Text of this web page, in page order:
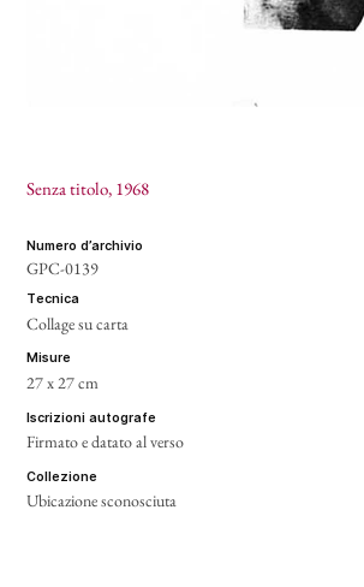
Senza titolo, 1968
numero d’archivio
GPC-0139
tecnica
Collage su carta
misure
27 x 27 cm
iscrizioni autografe
Firmato e datato al verso
collezione
Ubicazione sconosciuta